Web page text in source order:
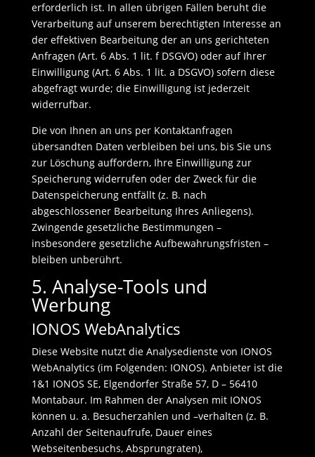
erforderlich ist. In allen übrigen Fällen beruht die
Verarbeitung auf unserem berechtigten Interesse an
der effektiven Bearbeitung der an uns gerichteten
Anfragen (Art. 6 Abs. 1 lit. f DSGVO) oder auf Ihrer
Einwilligung (Art. 6 Abs. 1 lit. a DSGVO) sofern diese
abgefragt wurde; die Einwilligung ist jederzeit
widerrufbar.
Die von Ihnen an uns per Kontaktanfragen
übersandten Daten verbleiben bei uns, bis Sie uns
zur Löschung auffordern, Ihre Einwilligung zur
Speicherung widerrufen oder der Zweck für die
Datenspeicherung entfällt (z. B. nach
abgeschlossener Bearbeitung Ihres Anliegens).
Zwingende gesetzliche Bestimmungen –
insbesondere gesetzliche Aufbewahrungsfristen –
bleiben unberührt.
5. Analyse-Tools und
Werbung
IONOS WebAnalytics
Diese Website nutzt die Analysedienste von IONOS
WebAnalytics (im Folgenden: IONOS). Anbieter ist die
1&1 IONOS SE, Elgendorfer Straße 57, D – 56410
Montabaur. Im Rahmen der Analysen mit IONOS
können u. a. Besucherzahlen und –verhalten (z. B.
Anzahl der Seitenaufrufe, Dauer eines
Webseitenbesuchs, Absprungraten),